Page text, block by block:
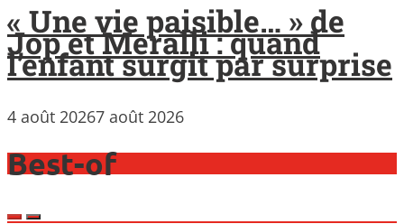
« Une vie paisible… » de
Jop et Meralli : quand
l’enfant surgit par surprise
4 août 20267 août 2026
Best-of